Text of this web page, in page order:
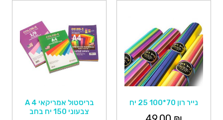
נייר רון 70*100 25 יח
בריסטול אמריקאי A 4
צבעוני 150 יח בחב